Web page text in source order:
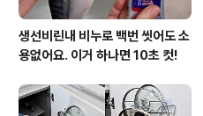
생선비린내 비누로 백번 씻어도 소
용없어요. 이거 하나면 10초 컷!